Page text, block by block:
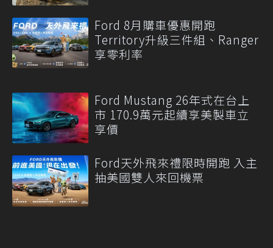
Ford 8月購車優惠開跑
Territory升級三件組、Ranger
享零利率
Ford Mustang 26年式在台上
市 170.9萬元起續享美製車立
享價
Ford天外飛來禮限時開跑 入主
抽美國雙人來回機票